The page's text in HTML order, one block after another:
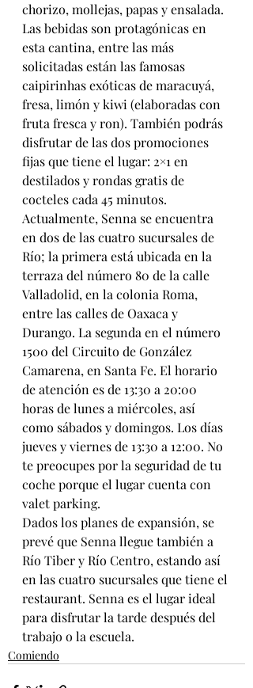
chorizo, mollejas, papas y ensalada.
Las bebidas son protagónicas en
esta cantina, entre las más
solicitadas están las famosas
caipirinhas exóticas de maracuyá,
fresa, limón y kiwi (elaboradas con
fruta fresca y ron). También podrás
disfrutar de las dos promociones
fijas que tiene el lugar: 2×1 en
destilados y rondas gratis de
cocteles cada 45 minutos.
Actualmente, Senna se encuentra
en dos de las cuatro sucursales de
Río; la primera está ubicada en la
terraza del número 80 de la calle
Valladolid, en la colonia Roma,
entre las calles de Oaxaca y
Durango. La segunda en el número
1500 del Circuito de González
Camarena, en Santa Fe. El horario
de atención es de 13:30 a 20:00
horas de lunes a miércoles, así
como sábados y domingos. Los días
jueves y viernes de 13:30 a 12:00. No
te preocupes por la seguridad de tu
coche porque el lugar cuenta con
valet parking.
Dados los planes de expansión, se
prevé que Senna llegue también a
Río Tiber y Río Centro, estando así
en las cuatro sucursales que tiene el
restaurant. Senna es el lugar ideal
para disfrutar la tarde después del
trabajo o la escuela.
Comiendo